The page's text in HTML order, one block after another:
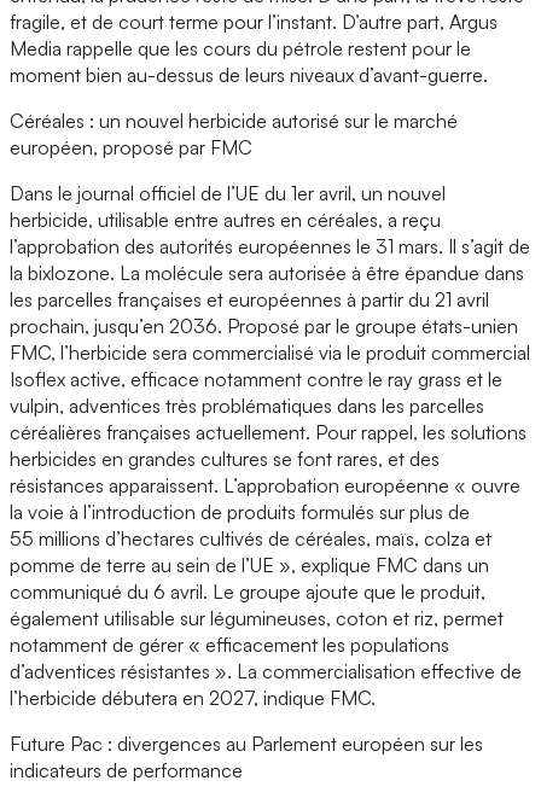
fragile, et de court terme pour l’instant. D’autre part, Argus
Media rappelle que les cours du pétrole restent pour le
moment bien au-dessus de leurs niveaux d’avant-guerre.
Céréales : un nouvel herbicide autorisé sur le marché
européen, proposé par FMC
Dans le journal officiel de l’UE du 1er avril, un nouvel
herbicide, utilisable entre autres en céréales, a reçu
l’approbation des autorités européennes le 31 mars. Il s’agit de
la bixlozone. La molécule sera autorisée à être épandue dans
les parcelles françaises et européennes à partir du 21 avril
prochain, jusqu’en 2036. Proposé par le groupe états-unien
FMC, l’herbicide sera commercialisé via le produit commercial
Isoflex active, efficace notamment contre le ray grass et le
vulpin, adventices très problématiques dans les parcelles
céréalières françaises actuellement. Pour rappel, les solutions
herbicides en grandes cultures se font rares, et des
résistances apparaissent. L’approbation européenne « ouvre
la voie à l’introduction de produits formulés sur plus de
55 millions d’hectares cultivés de céréales, maïs, colza et
pomme de terre au sein de l’UE », explique FMC dans un
communiqué du 6 avril. Le groupe ajoute que le produit,
également utilisable sur légumineuses, coton et riz, permet
notamment de gérer « efficacement les populations
d’adventices résistantes ». La commercialisation effective de
l’herbicide débutera en 2027, indique FMC.
Future Pac : divergences au Parlement européen sur les
indicateurs de performance